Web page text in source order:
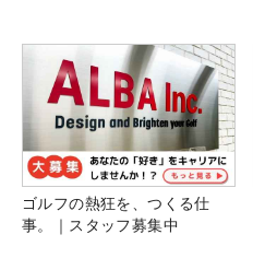
ゴルフの熱狂を、つくる仕
事。｜スタッフ募集中